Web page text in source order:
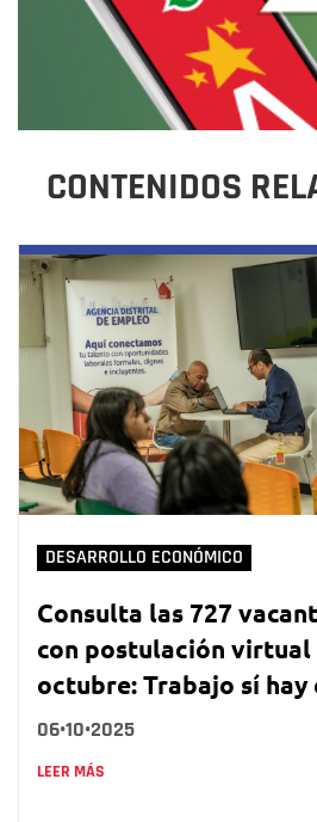
CONTENIDOS
DESARROLLO ECONÓMICO
Consulta las 727
con postulación virtual
octubre: Trabajo sí hay
06•10•2025
LEER MÁS